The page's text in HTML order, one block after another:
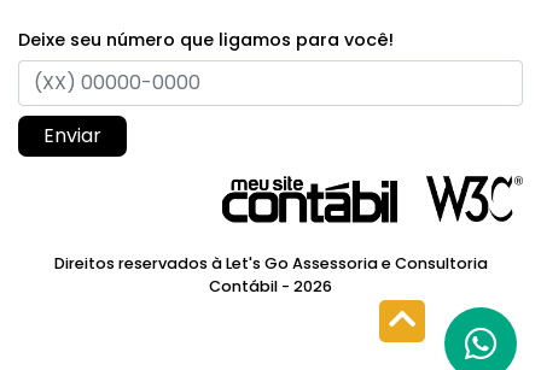
Deixe seu número que ligamos para você!
Enviar
Direitos reservados à Let's Go Assessoria e Consultoria
Contábil - 2026